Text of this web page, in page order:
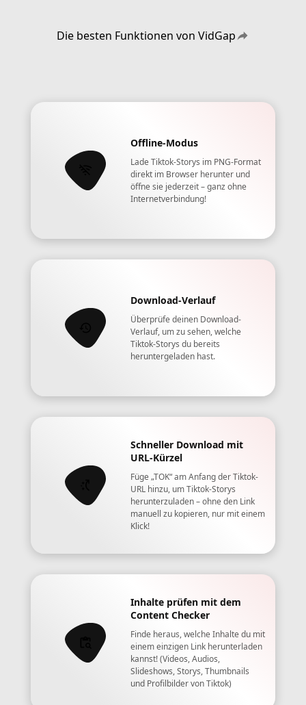
Die besten Funktionen von VidGap
Offline-Modus
Lade Tiktok-Storys im PNG-Format
direkt im Browser herunter und
öffne sie jederzeit – ganz ohne
Internetverbindung!
Download-Verlauf
Überprüfe deinen Download-
Verlauf, um zu sehen, welche
Tiktok-Storys du bereits
heruntergeladen hast.
Schneller Download mit
URL-Kürzel
Füge „TOK“ am Anfang der Tiktok-
URL hinzu, um Tiktok-Storys
herunterzuladen – ohne den Link
manuell zu kopieren, nur mit einem
Klick!
Inhalte prüfen mit dem
Content Checker
Finde heraus, welche Inhalte du mit
einem einzigen Link herunterladen
kannst! (Videos, Audios,
Slideshows, Storys, Thumbnails
und Profilbilder von Tiktok)